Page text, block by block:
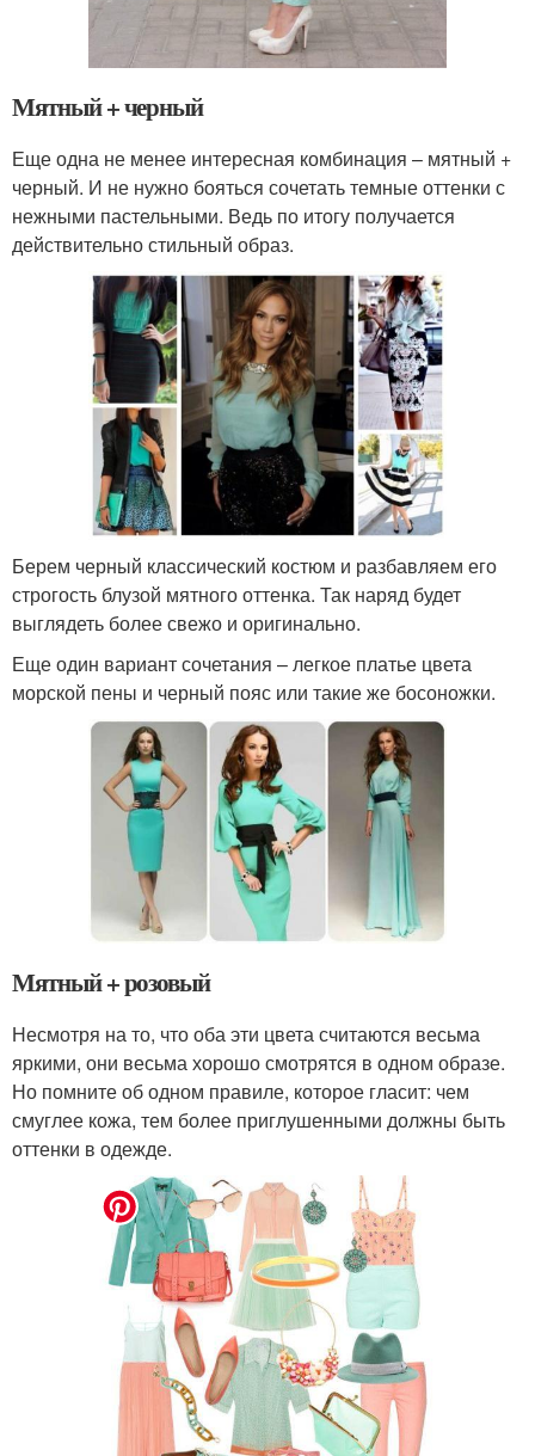
Мятный + черный
Еще одна не менее интересная комбинация – мятный +
черный. И не нужно бояться сочетать темные оттенки с
нежными пастельными. Ведь по итогу получается
действительно стильный образ.
Берем черный классический костюм и разбавляем его
строгость блузой мятного оттенка. Так наряд будет
выглядеть более свежо и оригинально.
Еще один вариант сочетания – легкое платье цвета
морской пены и черный пояс или такие же босоножки.
Мятный + розовый
Несмотря на то, что оба эти цвета считаются весьма
яркими, они весьма хорошо смотрятся в одном образе.
Но помните об одном правиле, которое гласит: чем
смуглее кожа, тем более приглушенными должны быть
оттенки в одежде.